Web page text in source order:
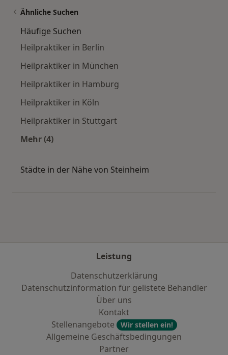
Ähnliche Suchen
Häufige Suchen
Heilpraktiker in Berlin
Heilpraktiker in München
Heilpraktiker in Hamburg
Heilpraktiker in Köln
Heilpraktiker in Stuttgart
Mehr (4)
Städte in der Nähe von Steinheim
Leistung
Datenschutzerklärung
Datenschutzinformation für gelistete Behandler
Über uns
Kontakt
Stellenangebote
Wir stellen ein!
Allgemeine Geschäftsbedingungen
Partner